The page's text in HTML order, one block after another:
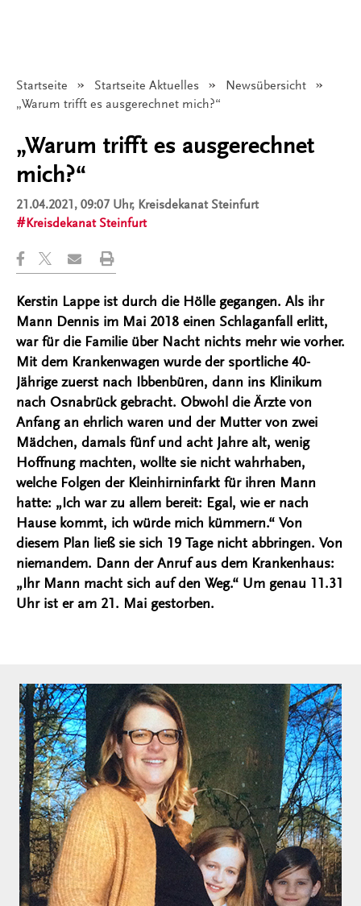
Startseite Startseite Aktuelles
Newsübersicht
Angezeigt:
„Warum trifft es ausgerechnet mich?“
„Warum trifft es ausgerechnet
mich?“
21.04.2021, 09:07 Uhr, Kreisdekanat Steinfurt
Kreisdekanat Steinfurt
Kerstin Lappe ist durch die Hölle gegangen. Als ihr
Mann Dennis im Mai 2018 einen Schlaganfall erlitt,
war für die Familie über Nacht nichts mehr wie vorher.
Mit dem Krankenwagen wurde der sportliche 40-
Jährige zuerst nach Ibbenbüren, dann ins Klinikum
nach Osnabrück gebracht. Obwohl die Ärzte von
Anfang an ehrlich waren und der Mutter von zwei
Mädchen, damals fünf und acht Jahre alt, wenig
Hoffnung machten, wollte sie nicht wahrhaben,
welche Folgen der Kleinhirninfarkt für ihren Mann
hatte: „Ich war zu allem bereit: Egal, wie er nach
Hause kommt, ich würde mich kümmern.“ Von
diesem Plan ließ sie sich 19 Tage nicht abbringen. Von
niemandem. Dann der Anruf aus dem Krankenhaus:
„Ihr Mann macht sich auf den Weg.“ Um genau 11.31
Uhr ist er am 21. Mai gestorben.